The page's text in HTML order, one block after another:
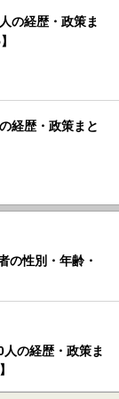
の経歴・政策ま
経歴・政策まと
の性別・年齢・
の経歴・政策ま